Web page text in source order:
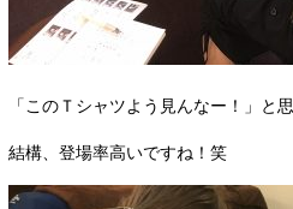
「このＴシャツよう見んなー！」と
結構、登場率高いですね！笑